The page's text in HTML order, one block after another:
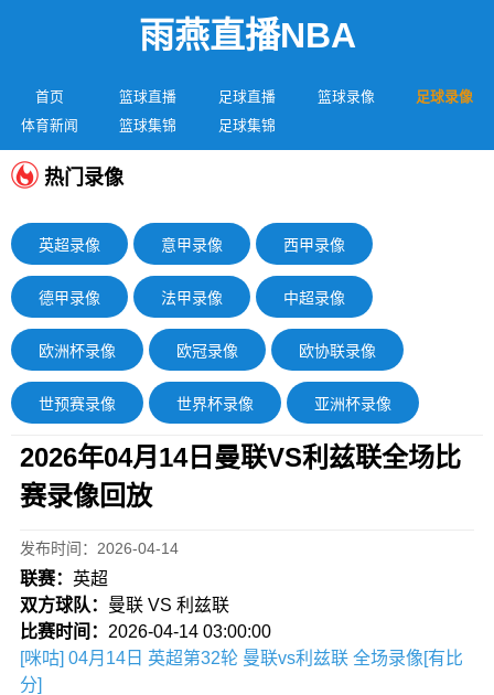
雨燕直播NBA
首页 篮球直播 足球直播 篮球录像
足球录像
体育新闻
篮球集锦 足球集锦
热门录像
英超录像 意甲录像 西甲录像
德甲录像 法甲录像 中超录像
欧洲杯录像 欧冠录像 欧协联录像
世预赛录像 世界杯录像 亚洲杯录像
2026年04月14日曼联VS利兹联全场比
赛录像回放
发布时间：2026-04-14
联赛： 英超
双方球队： 曼联 VS 利兹联
比赛时间： 2026-04-14 03:00:00
[咪咕] 04月14日 英超第32轮 曼联vs利兹联 全场录像[有比
分]